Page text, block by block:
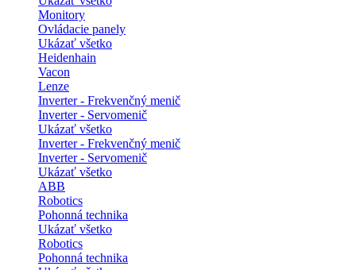
Monitory
Ovládacie panely
Ukázať všetko
Heidenhain
Vacon
Lenze
Inverter - Frekvenčný menič
Inverter - Servomenič
Ukázať všetko
Inverter - Frekvenčný menič
Inverter - Servomenič
Ukázať všetko
ABB
Robotics
Pohonná technika
Ukázať všetko
Robotics
Pohonná technika